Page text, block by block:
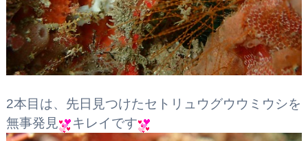
2本目は、先日見つけたセトリュウグウウミウシを
無事発見
キレイです